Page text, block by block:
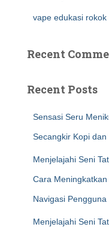
vape edukasi rokok
Recent
Recent Posts
Sensasi Seru
Secangkir Kopi
Menjelajahi Seni
Cara
Navigasi Pengguna
Menjelajahi Seni